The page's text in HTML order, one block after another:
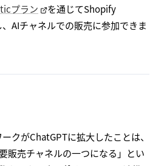
プラン
を通じてShopify
AIチャネルでの販売に参加できま
クがChatGPTに拡大したことは、
販売チャネルの一つになる」とい